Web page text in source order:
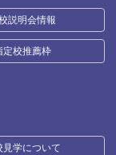
説明会情報
定校推薦枠
見学について